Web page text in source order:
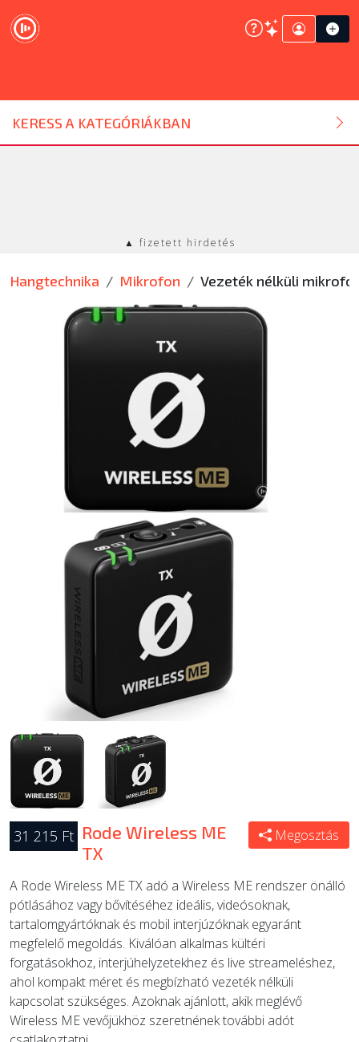
KERESS A KATEGÓRIÁKBAN
DJ ESZKÖZ
HANGTECHNIKA
EGYÉB
▲ fizetett hirdetés
Hangtechnika Mikrofon Vezeték nélküli
31 215 Ft Rode Wireless ME
TX
Megosztás
A Rode Wireless ME TX adó a Wireless ME rendszer önálló
pótlásához vagy bővítéséhez ideális, videósoknak,
tartalomgyártóknak és mobil interjúzóknak egyaránt
megfelelő megoldás. Kiválóan alkalmas kültéri
forgatásokhoz, interjúhelyzetekhez és live streameléshez,
ahol kompakt méret és megbízható vezeték nélküli
kapcsolat szükséges. Azoknak ajánlott, akik meglévő
Wireless ME vevőjükhöz szeretnének további adót